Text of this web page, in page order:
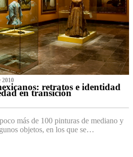
2010
retratos e identidad
en transición
más de 100 pinturas de mediano y
objetos, en los que se…